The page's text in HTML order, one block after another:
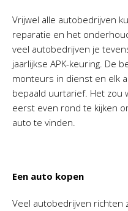
Vrijwel alle autobedrijven
reparatie en het
veel autobedrijven je
jaarlijkse APK-keuring. De
monteurs in dienst en elk
bepaald uurtarief. Het zou
eerst even rond te kijken
auto te vinden.
Een auto kopen
Veel autobedrijven richten